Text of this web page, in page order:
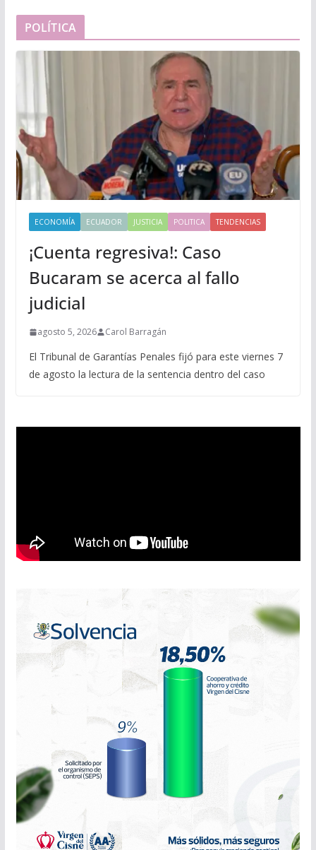
POLÍTICA
ECONOMÍA ECUADOR JUSTICIA POLITICA TENDENCIAS
¡Cuenta regresiva!: Caso
Bucaram se acerca al fallo
judicial
agosto 5, 2026 Carol Barragán
El Tribunal de Garantías Penales fijó para este viernes 7
de agosto la lectura de la sentencia dentro del caso